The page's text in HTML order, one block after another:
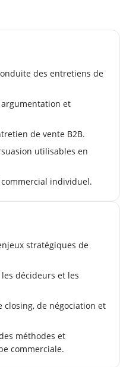
des entretiens de
argumentation et
de vente B2B.
utilisables en
individuel.
stratégiques de
décideurs et les
closing, de négociation et
méthodes et
commerciale.